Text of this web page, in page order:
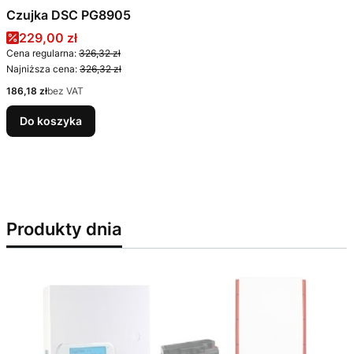
Czujka DSC PG8905
Cena promocyjna
229,00 zł
Cena regularna: 326,32 zł
Najniższa cena: 326,32 zł
Cena
186,18 złbez VAT
Do koszyka
Produkty dnia